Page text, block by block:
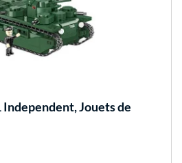
Jouets de